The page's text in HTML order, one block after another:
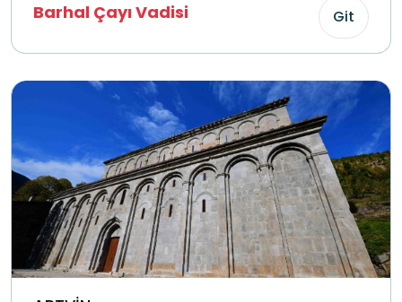
Barhal Çayı Vadisi Git